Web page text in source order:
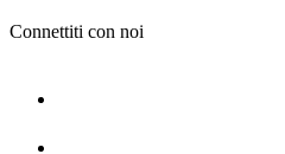
Connettiti con noi